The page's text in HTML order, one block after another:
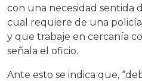
con una necesidad sentida
cual requiere de una
y que trabaje en cercanía
señala el oficio.
Ante esto se indica que,